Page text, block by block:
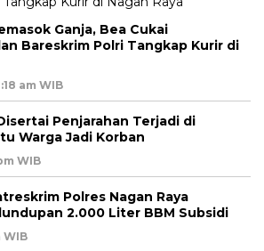
Ganja, Bea Cukai
Bareskrim Polri Tangkap Kurir di
am WIB
Penjarahan Terjadi di
Warga Jadi Korban
WIB
Polres Nagan Raya
2.000 Liter BBM Subsidi
WIB